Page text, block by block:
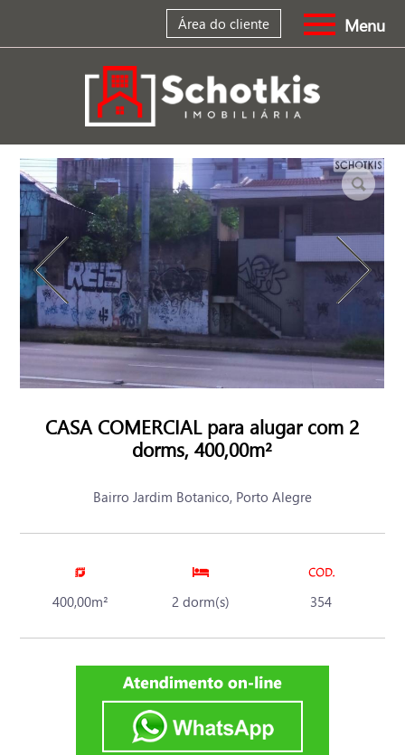
Menu
Área do cliente
CASA COMERCIAL para alugar com 2
dorms, 400,00m²
Bairro Jardim Botanico, Porto Alegre
400,00m² 2 dorm(s) 354